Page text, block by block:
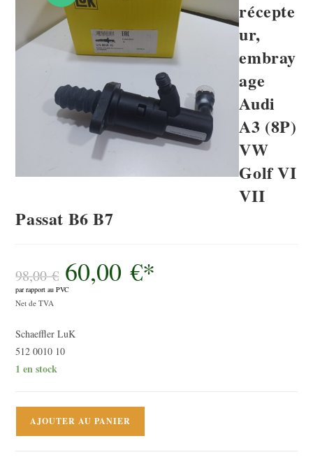
récepte
ur,
embray
age
Audi
A3 (8P)
VW
Golf VI
VII
Passat B6 B7
98,00€
Le
prix
initial
était :
60,00€*
par rapport au PVC
Le
actuel
est :
60,00 €.
Net de TVA
Schaeffler LuK
512 0010 10
1 en stock
AJOUTER AU PANIER